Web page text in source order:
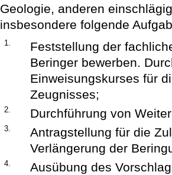
Geologie, anderen
insbesondere folgende
1.
Feststellung der
Beringer bewerben.
Einweisungskurses für
Zeugnisses;
2. Durchführung von
3.
Antragstellung für die
Verlängerung der
4.
Ausübung des